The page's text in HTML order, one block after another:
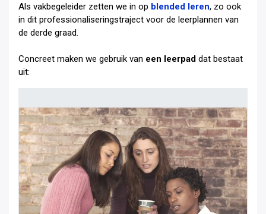
Als vakbegeleider zetten we in op blended leren, zo ook
in dit professionaliseringstraject voor de leerplannen van
de derde graad
Concreet maken we gebruik van een leerpad dat bestaat
uit: